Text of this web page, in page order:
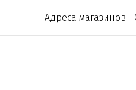
Адреса магазинов